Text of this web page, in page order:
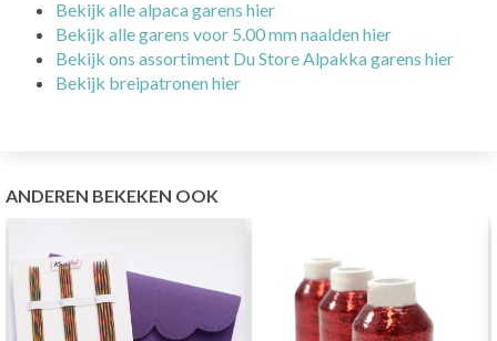
Bekijk alle alpaca garens hier
Bekijk alle garens voor 5.00 mm naalden hier
Bekijk ons assortiment Du Store Alpakka garens hier
Bekijk breipatronen hier
ANDEREN BEKEKEN OOK